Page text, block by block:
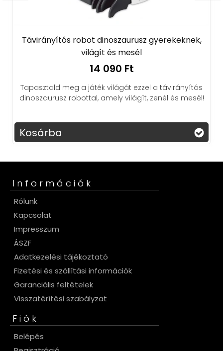
Távirányítós robot dinoszaurusz gyerekeknek,
világít és mesél
14 090 Ft
Tapasztald meg a játék világát ezzel a távirányítós
dinoszaurusz robottal, amely világít, zenél és mesél!
Kosárba
Információk
Rólunk
Kapcsolat
Impresszum
ÁSZF
Adatkezelési tájékoztató
Fizetési és szállítási információk
Garanciális feltételek
Visszatérítési szabályzat
Fiók
Belépés